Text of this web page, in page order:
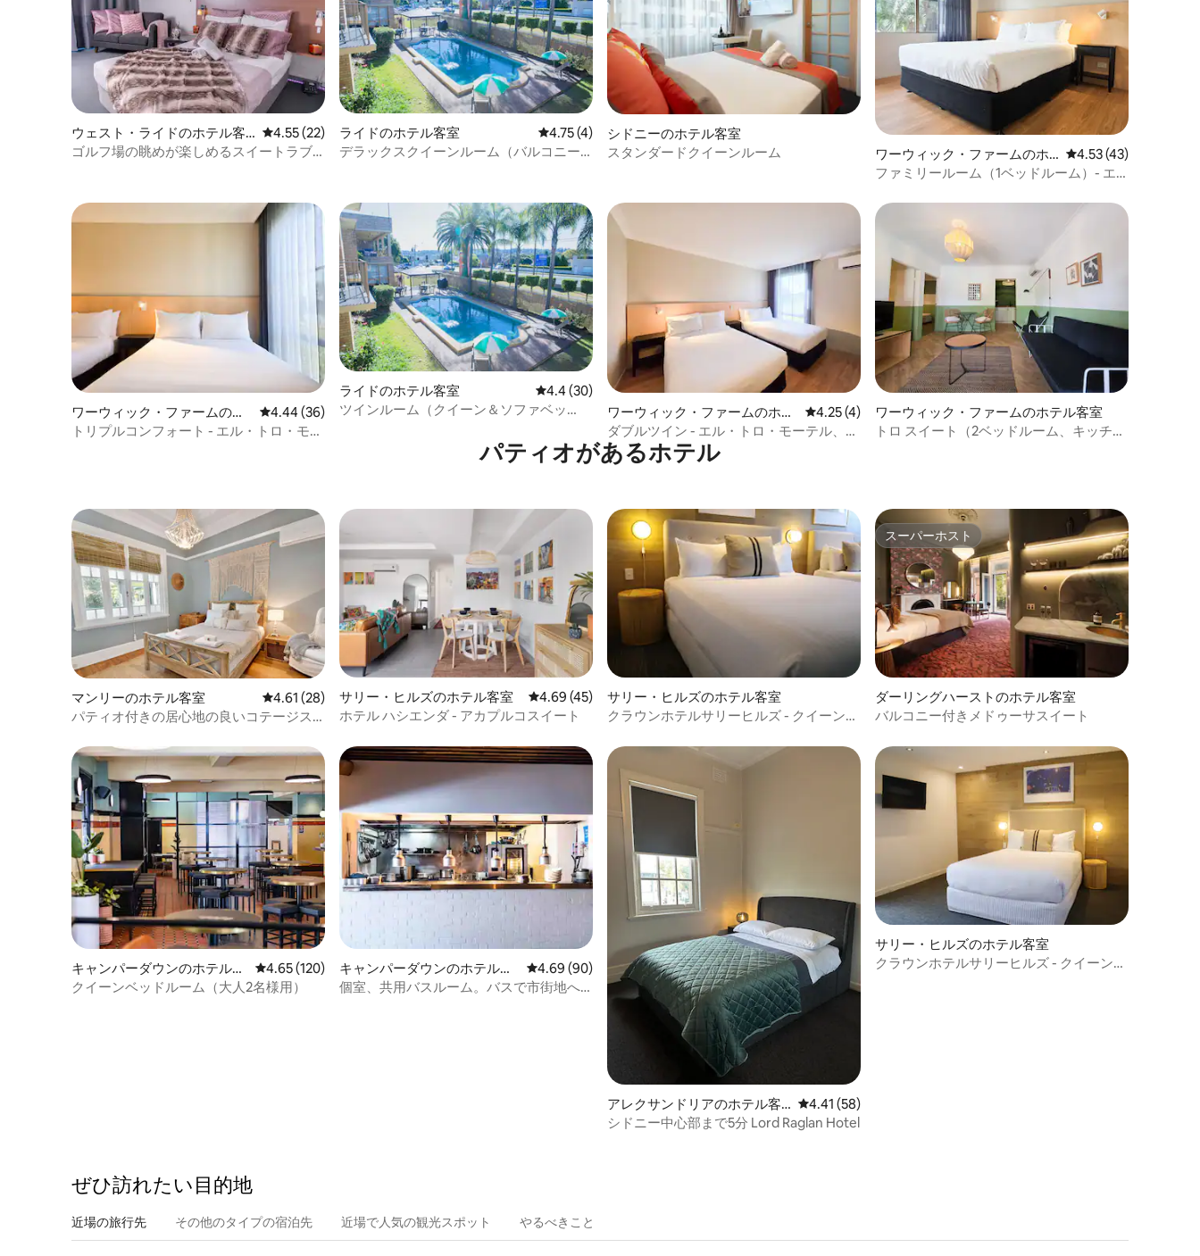
ウェスト・ライドのホテル客
室
レビュー22件、5つ星中4.55つ星の平均評価
4.55 (22)
ゴルフ場の眺めが楽しめるスイートラブ
ライドのホテル客室 レビュー4件、5つ星中4.75つ星の平均評価
4.75 (4)
デラックスクイーンルーム（バルコニー
シドニーのホテル客室
スタンダードクイーンルーム
ワーウィック・ファームのホ
テル客室
レビュー43件、5つ
4.53 (43)
ファミリールーム（1ベッドルーム）- エ
ワーウィック・ファームのホ
テル客室
レビュー36件、5つ星中4.44つ星の平均評価
4.44 (36)
トリプルコンフォート - エル・トロ・モー
ライドのホテル客室 レビュー30件、5つ星中4.4つ星の平均評価
4.4 (30)
ツインルーム（クイーン＆ソファベッ
ワーウィック・ファームのホテ
ル客室
レビュー4件、5つ星中4.25つ星の平均評価
4.25 (4)
ダブルツイン - エル・トロ・モーテル、シ
ドニー南西部
ワーウィック・ファームのホテル客室
トロ スイート（2ベッドルーム、キッチ
パティオがあるホ⁠テ⁠ル
マンリーのホテル客室 レビュー28件、5つ星中4.61つ星の平均評価
4.61 (28)
パティオ付きの居心地の良いコテージス
サリー・ヒルズのホテル客室 レビュー45件、5つ星中4.69つ星の平均評価
4.69 (45)
ホテル ハシエンダ - アカプルコスイート
サリー・ヒルズのホテル客室
クラウンホテルサリーヒルズ - クイーン
スーパーホスト
スーパーホスト
ダーリングハーストのホテル客室
バルコニー付きメドゥーサスイート
キャンパーダウンのホテル客
室
レビュー120件、5つ星中4.65つ星の平均評価
4.65 (120)
クイーンベッドルーム（大人2名様用）
キャンパーダウンのホテル客
室
レビュー90件、5つ星中4.69つ星の平均評価
4.69 (90)
個室、共用バスルーム。バスで市街地へ
アレクサンドリアのホテル客
室
レビュー58件、5つ星中4.41つ星の平均評価
4.41 (58)
シドニー中心部まで5分 Lord Raglan Hotel
サリー・ヒルズのホテル客室
クラウンホテルサリーヒルズ - クイーンバ
ぜひ訪⁠れ⁠た⁠い目⁠的⁠地
近場の旅行先 その他のタ⁠イ⁠プ⁠の宿⁠泊⁠先 近場で人気の観光スポット やるべきこと